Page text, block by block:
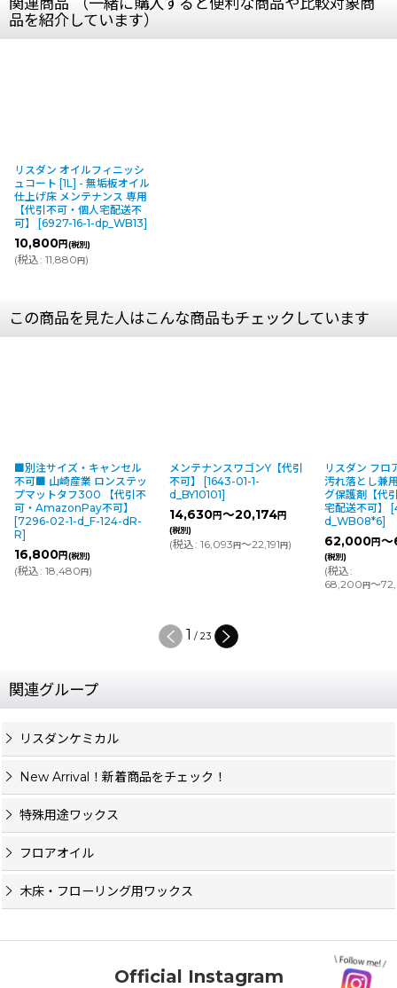
品を紹介しています）
リスダン オイルフィニッシ
ュコート [1L] - 無垢板オイル
仕上げ床 メンテナンス 専用
【代引不可・個人宅配送不
可】
[6927-16-1-dp_WB13]
10,800円(税別)
(税込: 11,880円)
この商品を見た人はこんな商品もチェックしています
■別注サイズ・キャンセル
不可■ 山崎産業 ロンステッ
プマットタフ300 【代引不
可・AmazonPay不可】
[7296-02-1-d_F-124-dR-
R]
16,800円(税別)
(税込: 18,480円)
メンテナンスワゴンY【代引
不可】
[1643-01-1-
d_BY10101]
14,630円～20,174円
(税別)
(税込: 16,093円～22,191円)
リスダン フロ
汚れ落とし兼
グ保護剤【代
宅配送不可】
[
d_WB08*6]
62,000円
(税別)
(税込:
68,200円～
1 / 23
関連グループ
リスダンケミカル
New Arrival！新着商品をチェック！
特殊用途ワックス
フロアオイル
木床・フローリング用ワックス
Official Instagram